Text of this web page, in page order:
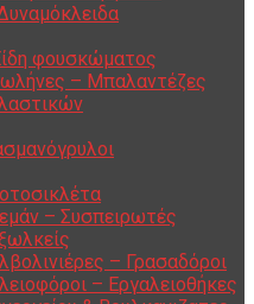
φουσκώματος
– Μπαλαντέζες
– Συσπειρωτές
– Γρασαδόροι
– Εργαλειοθήκες